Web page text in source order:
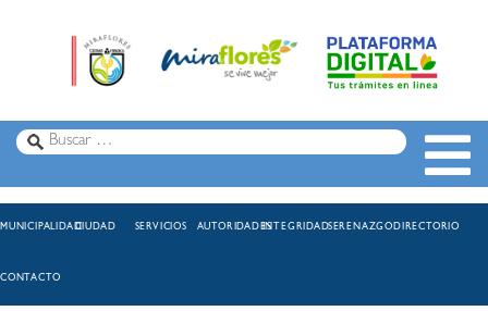
MUNICIPALIDADCIUDAD SERVICIOS AUTORIDADESINTEGRIDADSERENAZGODIRECTORIO
CONTACTO